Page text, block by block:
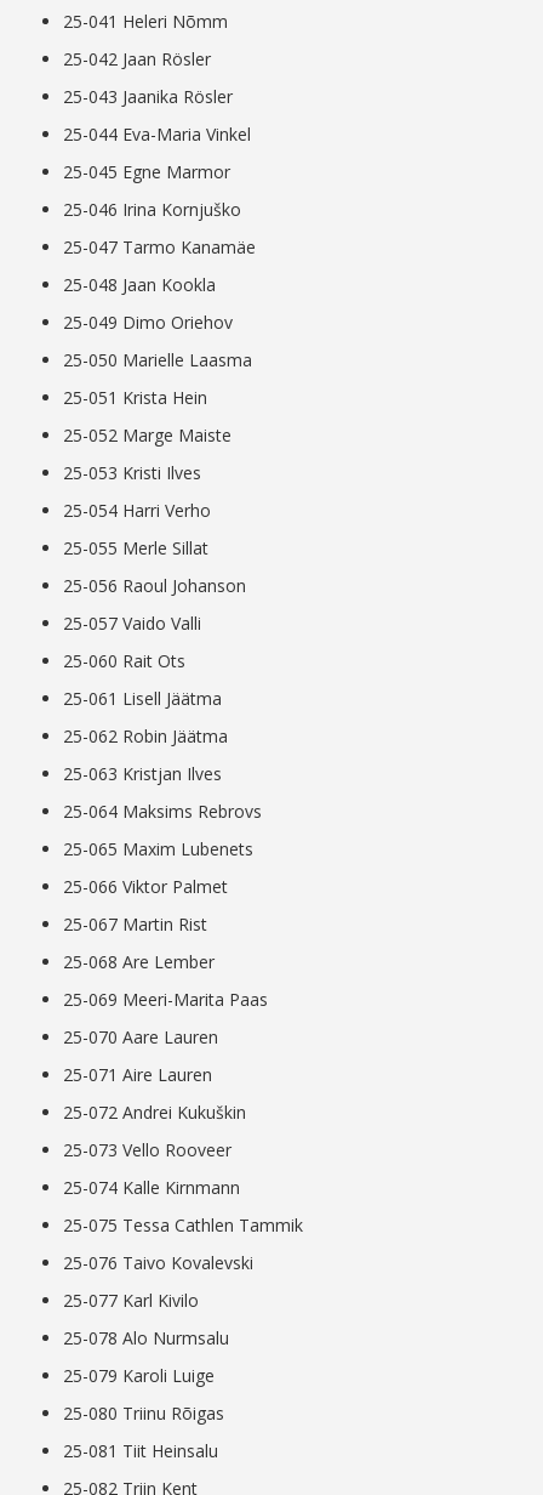
25-041 Heleri Nõmm
25-042 Jaan Rösler
25-043 Jaanika Rösler
25-044 Eva-Maria Vinkel
25-045 Egne Marmor
25-046 Irina Kornjuško
25-047 Tarmo Kanamäe
25-048 Jaan Kookla
25-049 Dimo Oriehov
25-050 Marielle Laasma
25-051 Krista Hein
25-052 Marge Maiste
25-053 Kristi Ilves
25-054 Harri Verho
25-055 Merle Sillat
25-056 Raoul Johanson
25-057 Vaido Valli
25-060 Rait Ots
25-061 Lisell Jäätma
25-062 Robin Jäätma
25-063 Kristjan Ilves
25-064 Maksims Rebrovs
25-065 Maxim Lubenets
25-066 Viktor Palmet
25-067 Martin Rist
25-068 Are Lember
25-069 Meeri-Marita Paas
25-070 Aare Lauren
25-071 Aire Lauren
25-072 Andrei Kukuškin
25-073 Vello Rooveer
25-074 Kalle Kirnmann
25-075 Tessa Cathlen Tammik
25-076 Taivo Kovalevski
25-077 Karl Kivilo
25-078 Alo Nurmsalu
25-079 Karoli Luige
25-080 Triinu Rõigas
25-081 Tiit Heinsalu
25-082 Triin Kent